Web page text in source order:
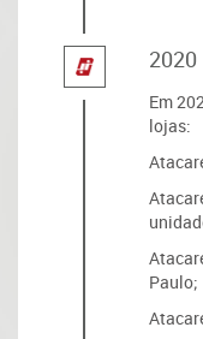
2020
Em
lojas:
Paulo;